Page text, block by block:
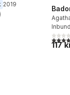
2019
Totalt antal
3,8
117